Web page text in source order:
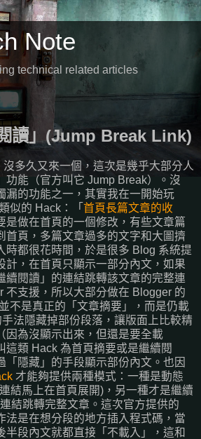
Note
technical related articles
讀」(Jump Break Link)
多久又來一個，這次是幾乎大部分人
功能（官方叫它 Jump Break）。沒
漏的功能之一，其實我在一開始玩
似的 Hack：「 首頁長篇文章的收
是做在首頁的一個修改，有些文章篇
首頁，多篇文章過多的文字和大圖擠
時都很花時間，於是很多 Blog 系統提
計，在首頁只顯示一部分內文，如果
續閱讀」的連結跳轉該文章的完整連
不支援，所以大部分做在 Blogger 的
不是真正的「文章摘要」，而是仍載
法隱藏掉部份段落，讓版面上比較精
因為沒顯示出來，但還是要全載
這類 Hack 為首頁摘要或是繼續閱
「隱藏」的手段顯示部份內文。也因
才能夠提供兩種模式：一種是動態
結馬上在首頁展開)，另一種才是繼續
結跳轉完整文章。這次官方提供的
法是在想分段的地方插入程式碼，當
半段內文就都直接「不載入」，這和